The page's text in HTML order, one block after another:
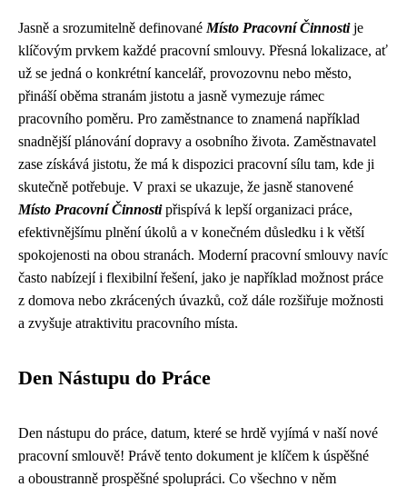
Jasně a srozumitelně definované Místo Pracovní Činnostije
klíčovým prvkem každé pracovní smlouvy. Přesná lokalizace, ať
už se jedná o konkrétní kancelář, provozovnu nebo město,
přináší oběma stranám jistotu a jasně vymezuje rámec
pracovního poměru. Pro zaměstnance to znamená například
snadnější plánování dopravy a osobního života. Zaměstnavatel
zase získává jistotu, že má k dispozici pracovní sílu tam, kde ji
skutečně potřebuje. V praxi se ukazuje, že jasně stanovené
Místo Pracovní Činnostipřispívá k lepší organizaci práce,
efektivnějšímu plnění úkolů a v konečném důsledku i k větší
spokojenosti na obou stranách. Moderní pracovní smlouvy navíc
často nabízejí i flexibilní řešení, jako je například možnost práce
z domova nebo zkrácených úvazků, což dále rozšiřuje možnosti
a zvyšuje atraktivitu pracovního místa.
Den Nástupu do Práce
Den nástupu do práce, datum, které se hrdě vyjímá v naší nové
pracovní smlouvě! Právě tento dokument je klíčem k úspěšné
a oboustranně prospěšné spolupráci. Co všechno v něm